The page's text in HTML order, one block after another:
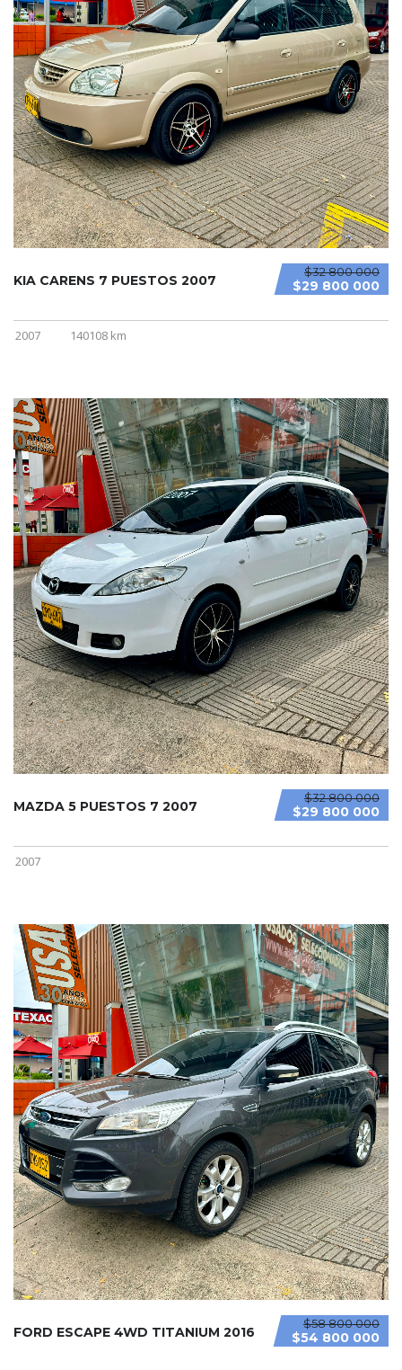
$32 800 000
$29 800 000
KIA CARENS 7 PUESTOS 2007
2007 140108 km
$32 800 000
$29 800 000
MAZDA 5 PUESTOS 7 2007
2007
$58 800 000
$54 800 000
FORD ESCAPE 4WD TITANIUM 2016